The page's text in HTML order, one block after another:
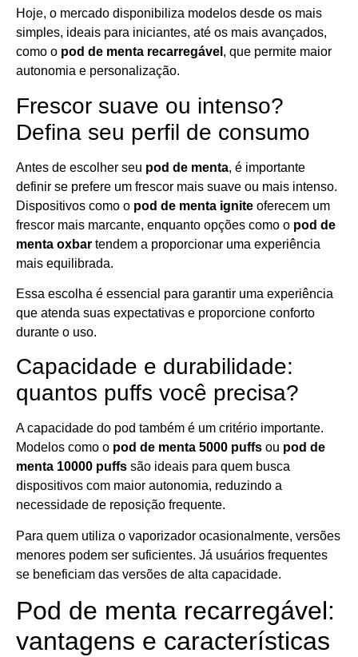
Hoje, o mercado disponibiliza modelos desde os mais
simples, ideais para iniciantes, até os mais avançados,
como o pod de menta recarregável , que permite maior
autonomia e personalização.
Frescor suave ou intenso?
Defina seu perfil de consumo
Antes de escolher seu pod de menta, é importante
definir se prefere um frescor mais suave ou mais intenso.
Dispositivos como o pod de menta ignite oferecem um
frescor mais marcante, enquanto opções como o pod de
menta oxbar tendem a proporcionar uma experiência
mais equilibrada.
Essa escolha é essencial para garantir uma experiência
que atenda suas expectativas e proporcione conforto
durante o uso.
Capacidade e durabilidade:
quantos puffs você precisa?
A capacidade do pod também é um critério importante.
Modelos como o pod de menta 5000 puffs ou pod de
menta 10000 puffs são ideais para quem busca
dispositivos com maior autonomia, reduzindo a
necessidade de reposição frequente.
Para quem utiliza o vaporizador ocasionalmente, versões
menores podem ser suficientes. Já usuários frequentes
se beneficiam das versões de alta capacidade.
Pod de menta recarregável:
vantagens e características